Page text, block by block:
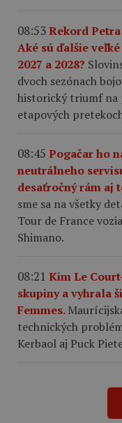
08:53Rekord
Aké sú ďalšie
2027 a 2028?
dvoch sezónach
historický triumf na
etapových
08:45 Pogačar ho
neutrálneho
desaťročný rám aj
sme sa na všetky
Tour de France
Shimano.
08:21 Kim Le
skupiny a vyhrala
Femmes.
technických
Kerbaol aj Puck